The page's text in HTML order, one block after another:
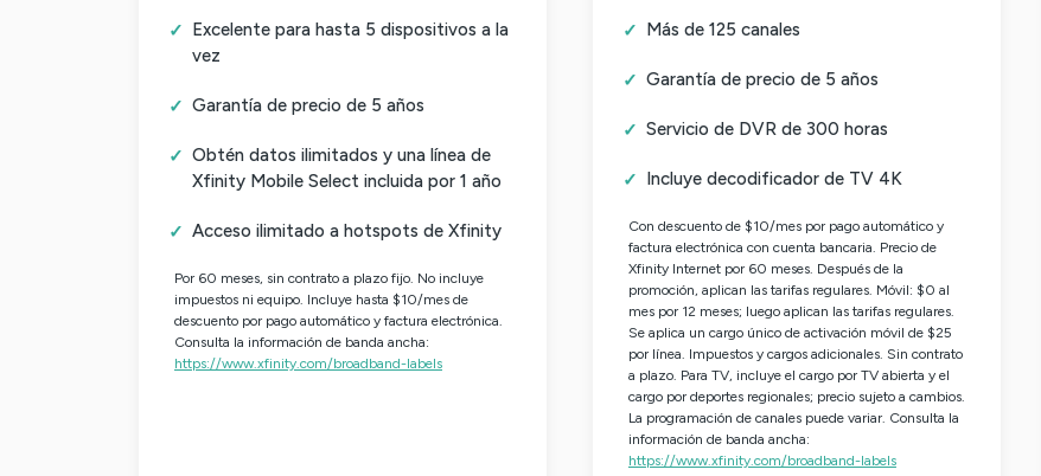
Excelente para hasta 5 dispositivos a la
vez
Garantía de precio de 5 años
Obtén datos ilimitados y una línea de
Xfinity Mobile Select incluida por 1 año
Acceso ilimitado a hotspots de Xfinity
Por 60 meses, sin contrato a plazo fijo. No incluye
impuestos ni equipo. Incluye hasta $10/mes de
descuento por pago automático y factura electrónica.
Consulta la información de banda ancha:
https://www.xfinity.com/broadband-labels
Más de 125 canales
Garantía de precio de 5 años
Servicio de DVR de 300 horas
Incluye decodificador de TV 4K
Con descuento de $10/mes por pago automático y
factura electrónica con cuenta bancaria. Precio de
Xfinity Internet por 60 meses. Después de la
promoción, aplican las tarifas regulares. Móvil: $0 al
mes por 12 meses; luego aplican las tarifas regulares.
Se aplica un cargo único de activación móvil de $25
por línea. Impuestos y cargos adicionales. Sin contrato
a plazo. Para TV, incluye el cargo por TV abierta y el
cargo por deportes regionales; precio sujeto a cambios.
La programación de canales puede variar. Consulta la
información de banda ancha:
https://www.xfinity.com/broadband-labels